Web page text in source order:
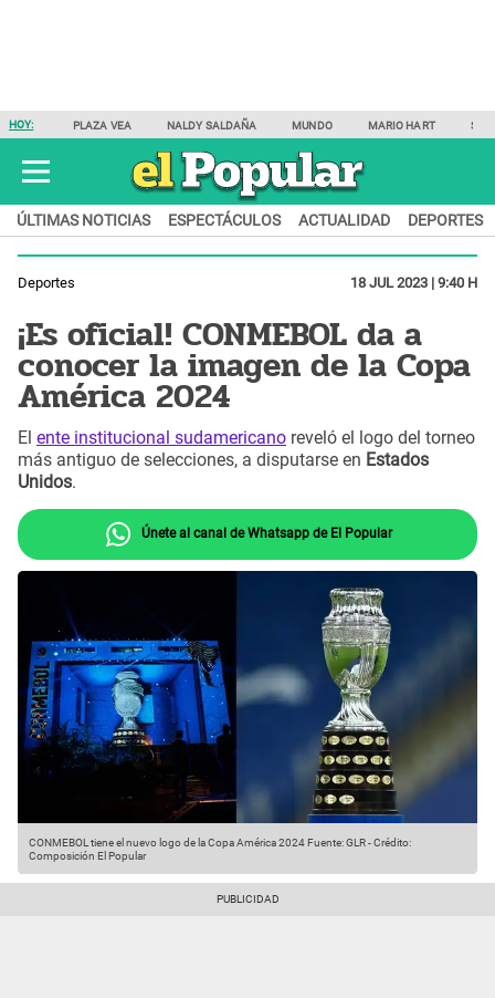
HOY: PLAZA VEA NALDY SALDAÑA MUNDO MARIO HART
ÚLTIMAS NOTICIAS ESPECTÁCULOS ACTUALIDAD DEPORTES
Deportes 18 JUL 2023 | 9:40 H
¡Es oficial! CONMEBOL da a
conocer la imagen de la Copa
América 2024
El ente institucional sudamericano reveló el logo del torneo
más antiguo de selecciones, a disputarse en Estados
Unidos.
Únete al canal de Whatsapp de El Popular
CONMEBOL tiene el nuevo logo de la Copa América 2024Fuente: GLR-Crédito:
Composición El Popular